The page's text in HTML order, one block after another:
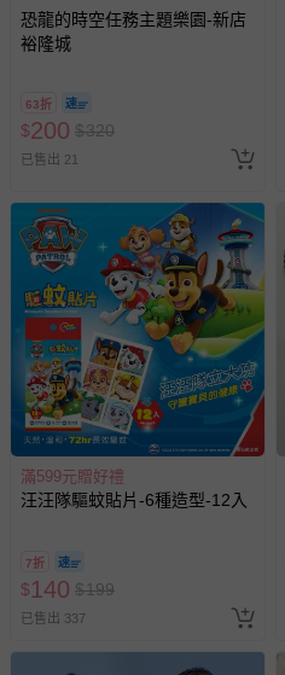
恐龍的時空任務主題樂園-新店
裕隆城
63折
$200 $320
已售出 21
滿599元贈好禮
汪汪隊驅蚊貼片-6種造型-12入
7折
$140 $199
已售出 337